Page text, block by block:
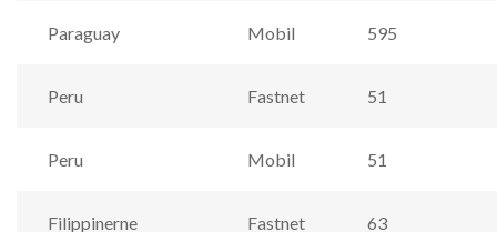
Paraguay Mobil 595
Peru Fastnet 51
Peru Mobil 51
Filippinerne Fastnet 63